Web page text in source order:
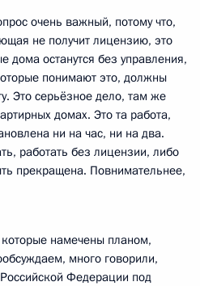
очень важный, потому что,
не получит лицензию, это
дома останутся без управления,
понимают это, должны
Это серьёзное дело, там же
домах. Это та работа,
ни на час, ни на два.
работать без лицензии, либо
прекращена. Повнимательнее,
намечены планом,
много говорили,
Федерации под